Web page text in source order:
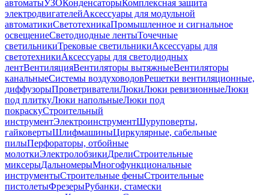
автоматыУЗОКонденсаторыКомплексная защита
электродвигателейАксессуары для модульной
автоматикиСветотехникаПромышленное и сигнальное
освещениеСветодиодные лентыТочечные
светильникиТрековые светильникиАксессуары для
светотехникиАксессуары для светодиодных
лентВентиляцияВентиляторы вытяжныеВентиляторы
канальныеСистемы воздуховодовРешетки вентиляционные,
диффузорыПроветривателиЛюкиЛюки ревизионныеЛюки
под плиткуЛюки напольныеЛюки под
покраскуСтроительный
инструментЭлектроинструментШуруповерты,
гайковертыШлифмашиныЦиркулярные, сабельные
пилыПерфораторы, отбойные
молоткиЭлектролобзикиДрелиСтроительные
миксерыДальномерыМногофункциональные
инструментыСтроительные феныСтроительные
пистолетыФрезерыРубанки, стамески